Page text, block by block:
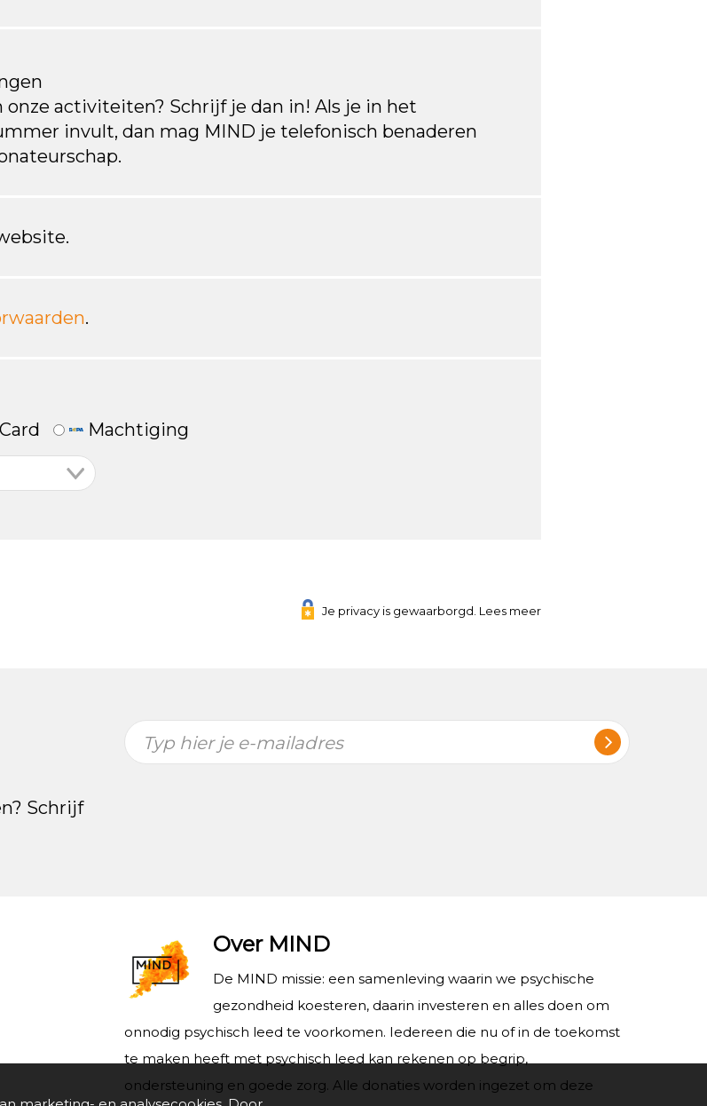
activiteiten? Schrijf je dan in! Als je in het
invult, dan mag MIND je telefonisch benaderen
.
Machtiging
Je privacy is gewaarborgd. Lees meer
Schrijf
Typ hier je e-mailadres
Over MIND
De MIND missie: een samenleving waarin we psychische
gezondheid koesteren, daarin investeren en alles doen om
onnodig psychisch leed te voorkomen. Iedereen die nu of in de toekomst
te maken heeft met psychisch leed kan rekenen op begrip,
ondersteuning en goede zorg. Alle donaties worden ingezet om deze